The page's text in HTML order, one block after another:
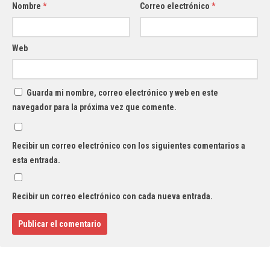
Nombre * Correo electrónico*
Web
Guarda mi nombre, correo electrónico y web en este
navegador para la próxima vez que comente.
Recibir un correo electrónico con los siguientes comentarios a
esta entrada.
Recibir un correo electrónico con cada nueva entrada.